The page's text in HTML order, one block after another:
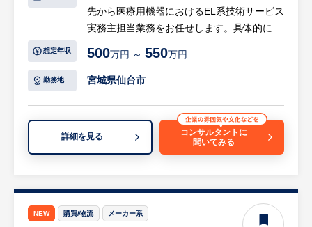
先から医療用機器におけるEL系技術サービス
実務主担当業務をお任せします。具体的には
す。
・建物/工場/公共施設の電気受配電設備の保
・医療機器や商業用印刷機の保守・メンテナ
等
※配属先によっては全国出張や海外出張が発
想定年収 500万円 ～ 550万円
勤務地 宮城県仙台市
詳細を見る
コンサルタントに
聞いてみる
NEW 購買/物流 メーカー系